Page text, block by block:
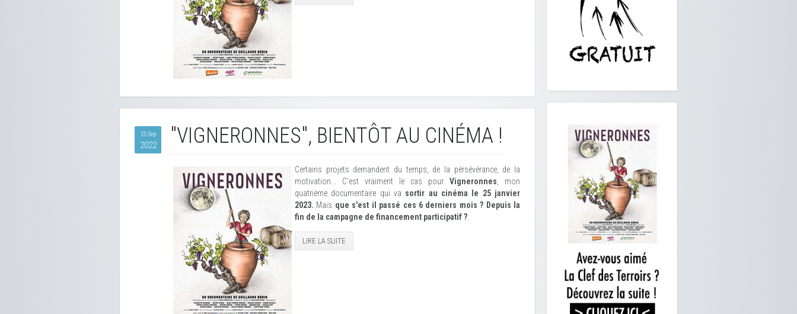
25 Sep
2022 "VIGNERONNES", BIENTÔT AU CINÉMA !
Certains projets demandent du temps, de la pérsévérance, de la
motivation... C'est vraiment le cas pour Vigneronnes , mon
quatrième documentaire qui va sortir au cinéma le 25 janvier
2023. Mais que s'est il passé ces 6 derniers mois ? Depuis la
fin de la campagne de financement participatif ?
LIRE LA SUITE